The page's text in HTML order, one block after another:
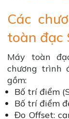
Các
toàn đạc
Máy toàn
chương trình
gồm:
Bố trí điểm
Bố trí điểm
Đo Offset: